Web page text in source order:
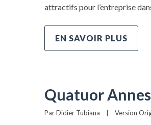
attractifs pour l’entreprise
EN SAVOIR PLUS
Quatuor
Par Didier Tubiana Version